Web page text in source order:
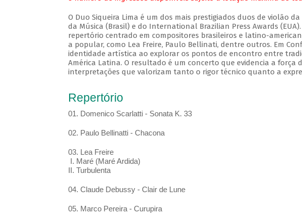
O Duo Siqueira Lima é um dos mais prestigiados duos de violão
da Música (Brasil) e do International Brazilian Press Awards
repertório centrado em compositores brasileiros e latino-
a popular, como Lea Freire, Paulo Bellinati, dentre outros. Em
identidade artística ao explorar os pontos de encontro entre
América Latina. O resultado é um concerto que evidencia a força
interpretações que valorizam tanto o rigor técnico quanto a
Repertório
01. Domenico Scarlatti - Sonata K. 33
02. Paulo Bellinatti - Chacona
03. Lea Freire
I. Maré (Maré Ardida)
II. Turbulenta
04. Claude Debussy - Clair de Lune
05. Marco Pereira - Curupira